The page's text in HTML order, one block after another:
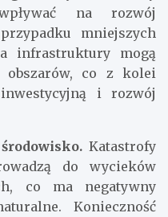
na rozwój
mniejszych
infrastruktury mogą
co z kolei
i rozwój
Katastrofy
do wycieków
co ma negatywny
Konieczność